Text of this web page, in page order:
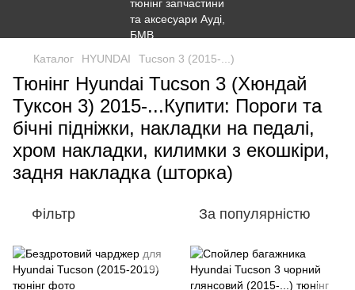
Каталог HYUNDAI Tucson 3 (2015-...)
Тюнінг Hyundai Tucson 3 (Хюндай
Туксон 3) 2015-...Купити: Пороги та
бічні підніжки, накладки на педалі,
хром накладки, килимки з екошкіри,
задня накладка (шторка)
Фільтр За популярністю